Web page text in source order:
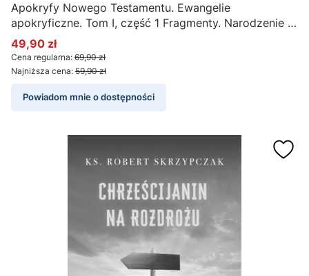
Apokryfy Nowego Testamentu. Ewangelie
apokryficzne. Tom I, część 1 Fragmenty. Narodzenie i
dzieciństwo Maryi i Jezusa - ks. Marek Starowieyski
Cena promocyjna
49,90 zł
Cena regularna: 69,90 zł
Najniższa cena: 59,90 zł
Powiadom mnie o dostępności